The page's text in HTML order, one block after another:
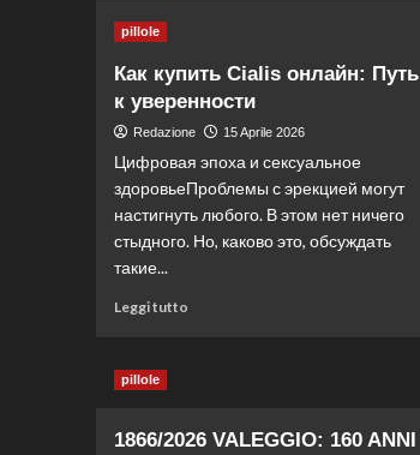
pillole
Как купить Cialis онлайн: Путь
к уверенности
Redazione 15 Aprile 2026
Цифровая эпоха и сексуальное
здоровьеПроблемы с эрекцией могут
настигнуть любого. В этом нет ничего
стыдного. Но, каково это, обсуждать
такие...
Leggi tutto
pillole
1866/2026 VALEGGIO: 160 ANNI